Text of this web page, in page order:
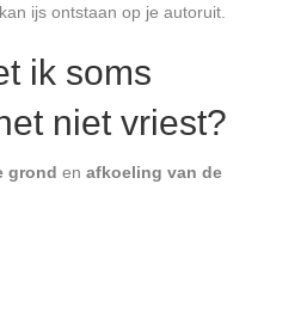
e
o
kan ijs ontstaan op je autoruit.
ik soms
niet vriest?
grond en afkoeling van de